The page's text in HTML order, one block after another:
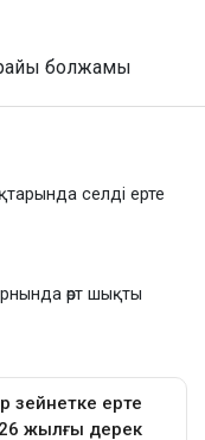
болжамы
селді ерте
өрт шықты